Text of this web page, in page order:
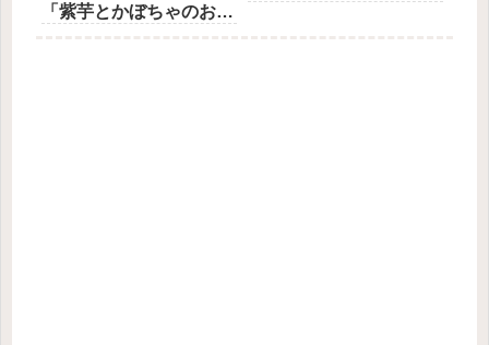
「紫芋とかぼちゃのおも